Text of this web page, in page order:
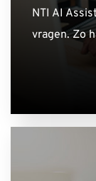
NTI AI
vragen. Zo